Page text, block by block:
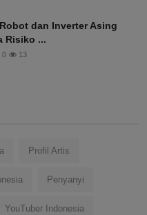
dan Inverter Asing
Risiko ...
0 13
Profil Artis
Penyanyi
YouTuber Indonesia